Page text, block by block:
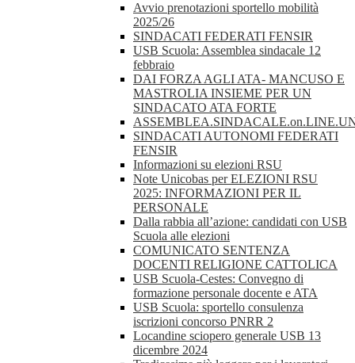
Avvio prenotazioni sportello mobilità
2025/26
SINDACATI FEDERATI FENSIR
USB Scuola: Assemblea sindacale 12
febbraio
DAI FORZA AGLI ATA- MANCUSO E
MASTROLIA INSIEME PER UN
SINDACATO ATA FORTE
SINDACATI AUTONOMI FEDERATI
FENSIR
Informazioni su elezioni RSU
Note Unicobas per ELEZIONI RSU
2025: INFORMAZIONI PER IL
PERSONALE
Dalla rabbia all’azione: candidati con USB
Scuola alle elezioni
COMUNICATO SENTENZA
DOCENTI RELIGIONE CATTOLICA
USB Scuola-Cestes: Convegno di
formazione personale docente e ATA
USB Scuola: sportello consulenza
iscrizioni concorso PNRR 2
Locandine sciopero generale USB 13
dicembre 2024